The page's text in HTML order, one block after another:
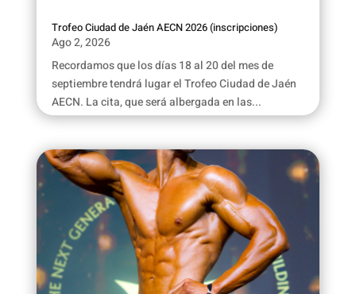
Trofeo Ciudad de Jaén AECN 2026 (inscripciones)
Ago 2, 2026
Recordamos que los días 18 al 20 del mes de
septiembre tendrá lugar el Trofeo Ciudad de Jaén
AECN. La cita, que será albergada en las...